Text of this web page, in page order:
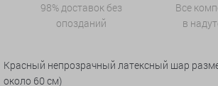
98% доставок без
опозданий
Все
в
Красный непрозрачный латексный шар
около 60 см)